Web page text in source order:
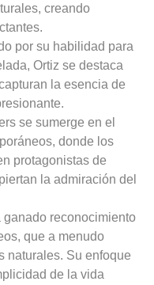
creando
por su habilidad para
Ortiz se destaca
la esencia de
se sumerge en el
donde los
protagonistas de
la admiración del
reconocimiento
que a menudo
naturales. Su enfoque
de la vida